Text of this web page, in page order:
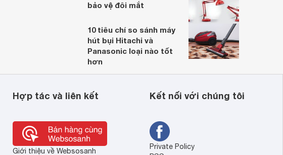
bảo vệ đôi mắt
10 tiêu chí so sánh máy
hút bụi Hitachi và
Panasonic loại nào tốt
hơn
Hợp tác và liên kết
Giới thiệu về Websosanh
Kết nối với chúng tôi
Private Policy